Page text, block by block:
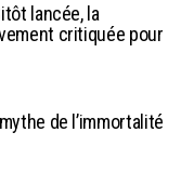
lancée, la
critiquée pour
de l’immortalité